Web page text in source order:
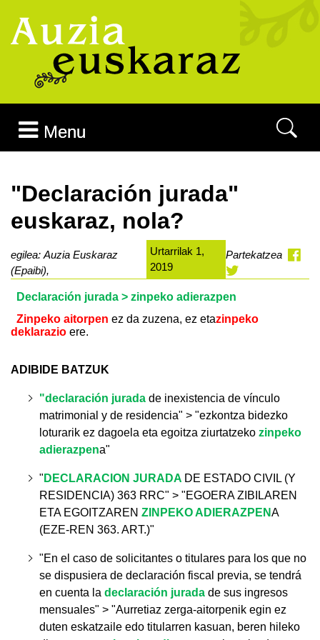
Menu
"Declaración jurada"
euskaraz, nola?
egilea: Auzia Euskaraz
(Epaibi),
Urtarrilak 1,
2019
Partekatzea
Declaración jurada > zinpeko adierazpen
Zinpeko aitorpen ez da zuzena, ez etazinpeko
deklarazio ere.
ADIBIDE BATZUK
"declaración jurada de inexistencia de vínculo
matrimonial y de residencia" > "ezkontza bidezko
loturarik ez dagoela eta egoitza ziurtatzeko zinpeko
adierazpena"
" DECLARACION JURADA DE ESTADO CIVIL (Y
RESIDENCIA) 363 RRC" > "EGOERA ZIBILAREN
ETA EGOITZAREN ZINPEKO ADIERAZPENA
(EZE-REN 363. ART.)"
"En el caso de solicitantes o titulares para los que no
se dispusiera de declaración fiscal previa, se tendrá
en cuenta la declaración jurada de sus ingresos
mensuales" > "Aurretiaz zerga-aitorpenik egin ez
duten eskatzaile edo titularren kasuan, beren hileko